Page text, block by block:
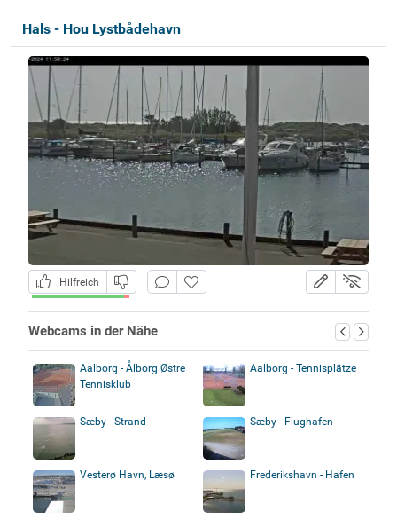
Hals - Hou Lystbådehavn
Hilfreich
Webcams in der Nähe
Aalborg - Ålborg Østre
Tennisklub
Aalborg - Tennisplätze
Sæby - Strand Sæby - Flughafen
Vesterø Havn, Læsø Frederikshavn - Hafen